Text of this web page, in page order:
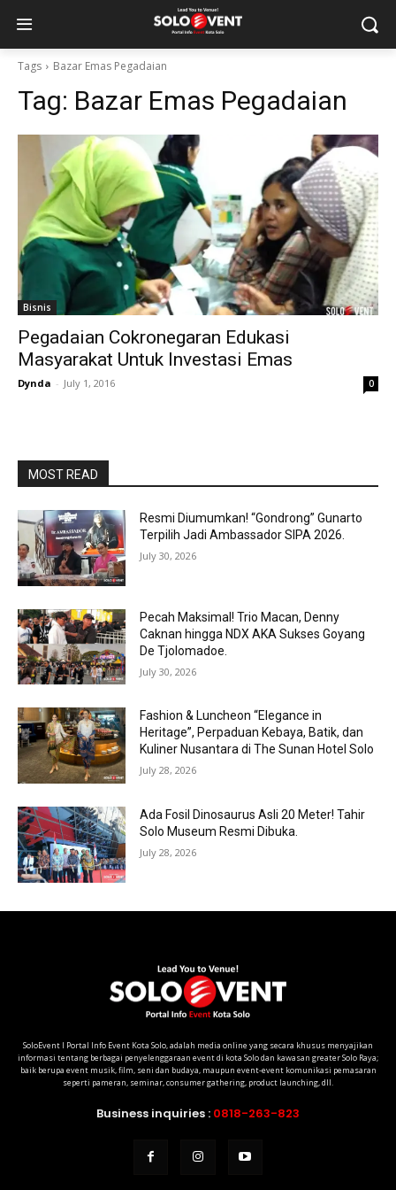
Tags Bazar Emas Pegadaian
Tag: Bazar Emas Pegadaian
Bisnis
Pegadaian Cokronegaran Edukasi
Masyarakat Untuk Investasi Emas
Dynda - July 1, 2016 0
MOST READ
Resmi Diumumkan! “Gondrong” Gunarto
Terpilih Jadi Ambassador SIPA 2026.
July 30, 2026
Pecah Maksimal! Trio Macan, Denny
Caknan hingga NDX AKA Sukses Goyang
De Tjolomadoe.
July 30, 2026
Fashion & Luncheon “Elegance in
Heritage”, Perpaduan Kebaya, Batik, dan
Kuliner Nusantara di The Sunan Hotel Solo
July 28, 2026
Ada Fosil Dinosaurus Asli 20 Meter! Tahir
Solo Museum Resmi Dibuka.
July 28, 2026
SoloEvent I Portal Info Event Kota Solo, adalah media online yang secara khusus menyajikan
informasi tentang berbagai penyelenggaraan event di kota Solo dan kawasan greater Solo Raya;
baik berupa event musik, film, seni dan budaya, maupun event-event komunikasi pemasaran
seperti pameran, seminar, consumer gathering, product launching, dll.
Business inquiries : 0818-263-823